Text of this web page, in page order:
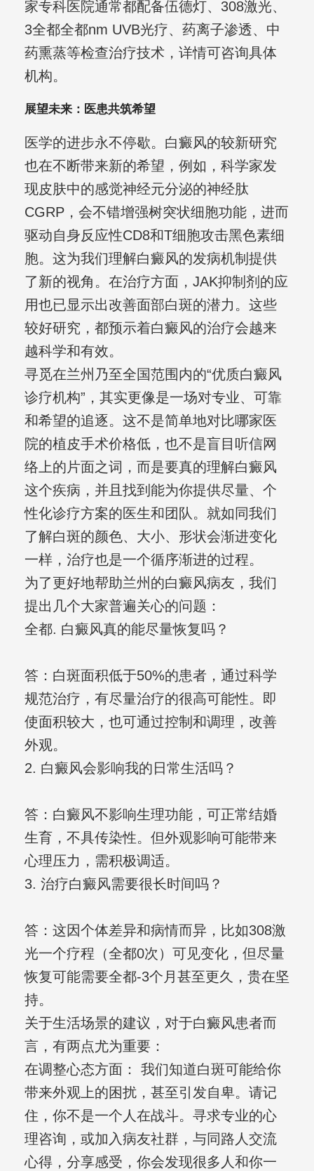
家专科医院通常都配备伍德灯、308激光、
3全都全都nm UVB光疗、药离子渗透、中
药熏蒸等检查治疗技术，详情可咨询具体
机构。
展望未来：医患共筑希望
医学的进步永不停歇。白癜风的较新研究
也在不断带来新的希望，例如，科学家发
现皮肤中的感觉神经元分泌的神经肽
CGRP，会不错增强树突状细胞功能，进而
驱动自身反应性CD8和T细胞攻击黑色素细
胞。这为我们理解白癜风的发病机制提供
了新的视角。在治疗方面，JAK抑制剂的应
用也已显示出改善面部白斑的潜力。这些
较好研究，都预示着白癜风的治疗会越来
越科学和有效。
寻觅在兰州乃至全国范围内的“优质白癜风
诊疗机构”，其实更像是一场对专业、可靠
和希望的追逐。这不是简单地对比哪家医
院的植皮手术价格低，也不是盲目听信网
络上的片面之词，而是要真的理解白癜风
这个疾病，并且找到能为你提供尽量、个
性化诊疗方案的医生和团队。就如同我们
了解白斑的颜色、大小、形状会渐进变化
一样，治疗也是一个循序渐进的过程。
为了更好地帮助兰州的白癜风病友，我们
提出几个大家普遍关心的问题：
全都. 白癜风真的能尽量恢复吗？
答：白斑面积低于50%的患者，通过科学
规范治疗，有尽量治疗的很高可能性。即
使面积较大，也可通过控制和调理，改善
外观。
2. 白癜风会影响我的日常生活吗？
答：白癜风不影响生理功能，可正常结婚
生育，不具传染性。但外观影响可能带来
心理压力，需积极调适。
3. 治疗白癜风需要很长时间吗？
答：这因个体差异和病情而异，比如308激
光一个疗程（全都0次）可见变化，但尽量
恢复可能需要全都-3个月甚至更久，贵在坚
持。
关于生活场景的建议，对于白癜风患者而
言，有两点尤为重要：
在调整心态方面： 我们知道白斑可能给你
带来外观上的困扰，甚至引发自卑。请记
住，你不是一个人在战斗。寻求专业的心
理咨询，或加入病友社群，与同路人交流
心得，分享感受，你会发现很多人和你一